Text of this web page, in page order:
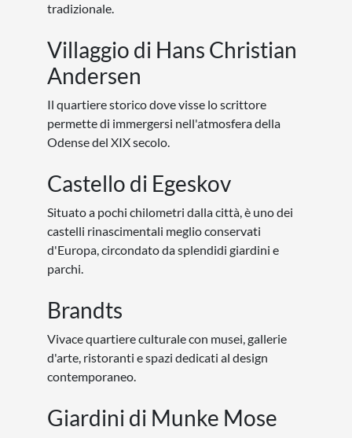
tradizionale.
Villaggio di Hans Christian
Andersen
Il quartiere storico dove visse lo scrittore
permette di immergersi nell'atmosfera della
Odense del XIX secolo.
Castello di Egeskov
Situato a pochi chilometri dalla città, è uno dei
castelli rinascimentali meglio conservati
d'Europa, circondato da splendidi giardini e
parchi.
Brandts
Vivace quartiere culturale con musei, gallerie
d'arte, ristoranti e spazi dedicati al design
contemporaneo.
Giardini di Munke Mose